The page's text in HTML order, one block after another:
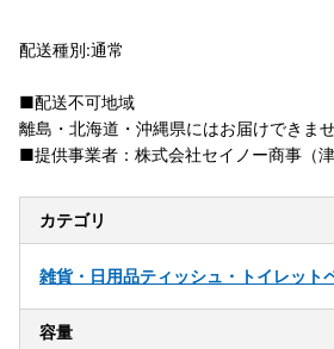
配送種別:通常
■配送不可地域
離島・北海道・沖縄県にはお届けできませ
■提供事業者：株式会社セイノー商事（津
カテゴリ
雑貨・日用品ティッシュ・トイレット
容量